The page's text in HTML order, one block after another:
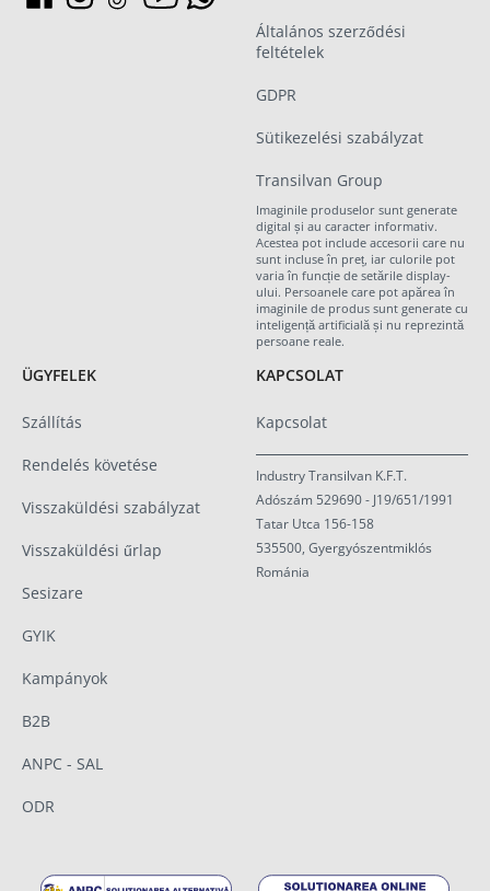
Általános szerződési
feltételek
GDPR
Sütikezelési szabályzat
Transilvan Group
Imaginile produselor sunt generate
digital și au caracter informativ.
Acestea pot include accesorii care nu
sunt incluse în preț, iar culorile pot
varia în funcție de setările display-
ului. Persoanele care pot apărea în
imaginile de produs sunt generate cu
inteligență artificială și nu reprezintă
persoane reale.
ÜGYFELEK
Szállítás
Rendelés követése
Visszaküldési szabályzat
Visszaküldési űrlap
Sesizare
GYIK
Kampányok
B2B
ANPC - SAL
ODR
KAPCSOLAT
Kapcsolat
Industry Transilvan K.F.T.
Adószám 529690 - J19/651/1991
Tatar Utca 156-158
535500, Gyergyószentmiklós
Románia